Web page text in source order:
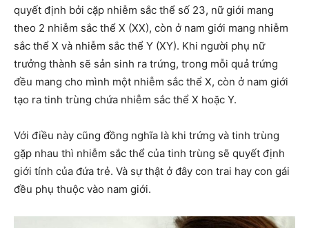
quyết định bởi cặp nhiễm sắc thể số 23, nữ giới mang
theo 2 nhiễm sắc thể X (XX), còn ở nam giới mang nhiễm
sắc thể X và nhiễm sắc thể Y (XY). Khi người phụ nữ
trưởng thành sẽ sản sinh ra trứng, trong mỗi quả trứng
đều mang cho mình một nhiễm sắc thể X, còn ở nam giới
tạo ra tinh trùng chứa nhiễm sắc thể X hoặc Y.
Với điều này cũng đồng nghĩa là khi trứng và tinh trùng
gặp nhau thì nhiễm sắc thể của tinh trùng sẽ quyết định
giới tính của đứa trẻ. Và sự thật ở đây con trai hay con gái
đều phụ thuộc vào nam giới.